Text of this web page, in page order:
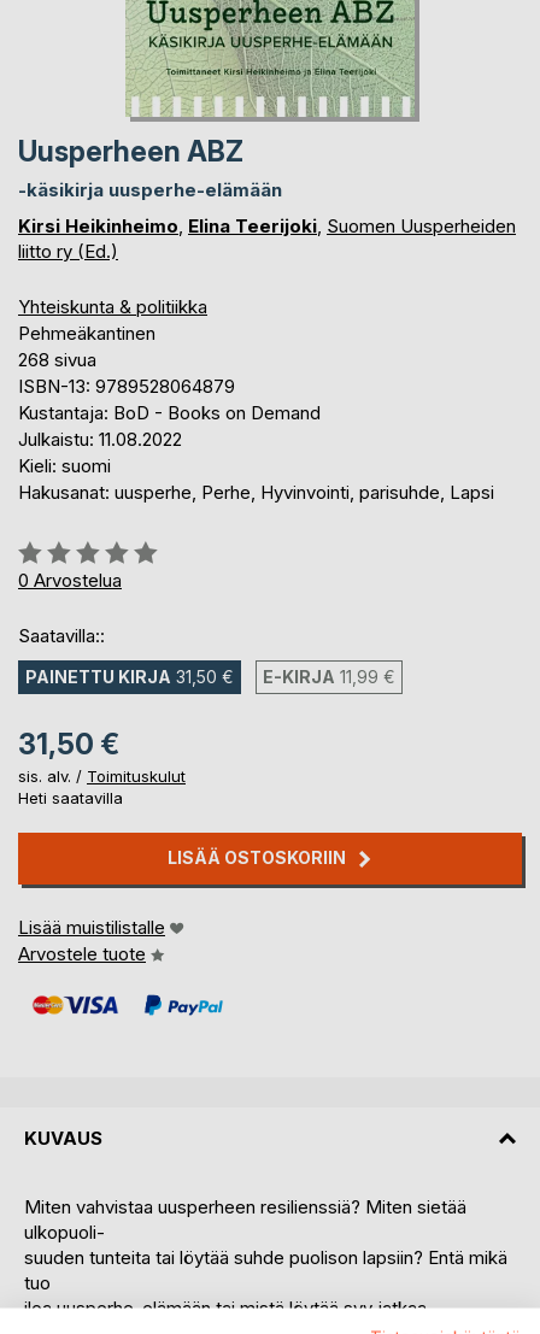
Uusperheen ABZ
-käsikirja uusperhe-elämään
Kirsi Heikinheimo, Elina Teerijoki, Suomen Uusperheiden
liitto ry (Ed.)
Yhteiskunta & politiikka
Pehmeäkantinen
268 sivua
ISBN-13: 9789528064879
Kustantaja: BoD - Books on Demand
Julkaistu: 11.08.2022
Kieli: suomi
Hakusanat: uusperhe, Perhe, Hyvinvointi, parisuhde, Lapsi
Arvostelu::
0%
0 Arvostelua
Saatavilla::
PAINETTU KIRJA 31,50 € E-KIRJA 11,99 €
31,50 €
sis. alv. / Toimituskulut
Heti saatavilla
LISÄÄ OSTOSKORIIN
Lisää muistilistalle
Arvostele tuote
KUVAUS
Miten vahvistaa uusperheen resilienssiä? Miten sietää
ulkopuoli-
suuden tunteita tai löytää suhde puolison lapsiin? Entä mikä
tuo
iloa uusperhe-elämään tai mistä löytää syy jatkaa